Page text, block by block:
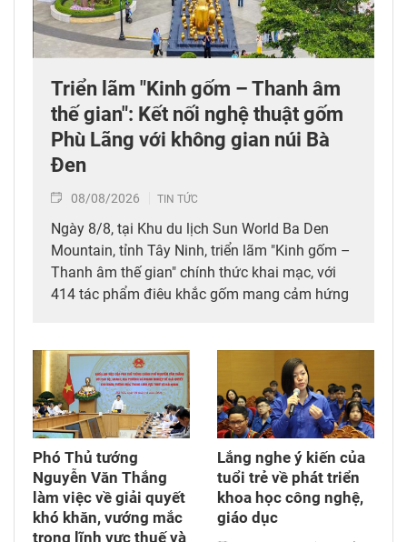
Triển lãm "Kinh gốm – Thanh âm
thế gian": Kết nối nghệ thuật gốm
Phù Lãng với không gian núi Bà
Đen
08/08/2026 TIN TỨC
Ngày 8/8, tại Khu du lịch Sun World Ba Den
Mountain, tỉnh Tây Ninh, triển lãm "Kinh gốm –
Thanh âm thế gian" chính thức khai mạc, với
414 tác phẩm điêu khắc gốm mang cảm hứng
Ninh, các nghệ nhân làng nghề Phù Lãng (tỉnh
Bắc Ninh) và đông đảo du khách trong, ngoài
nước.
Phó Thủ tướng
Nguyễn Văn Thắng
làm việc về giải quyết
khó khăn, vướng mắc
trong lĩnh vực thuế và
Lắng nghe ý kiến của
tuổi trẻ về phát triển
khoa học công nghệ,
giáo dục